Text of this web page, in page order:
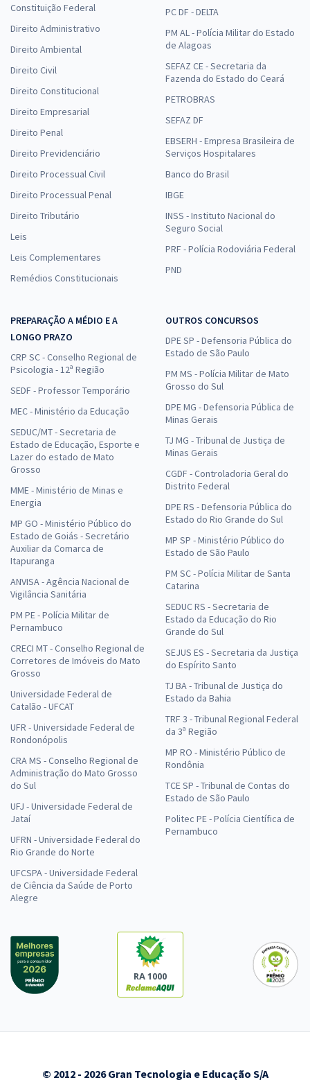
Constituição Federal
Direito Administrativo
Direito Ambiental
Direito Civil
Direito Constitucional
Direito Empresarial
Direito Penal
Direito Previdenciário
Direito Processual Civil
Direito Processual Penal
Direito Tributário
Leis
Leis Complementares
Remédios Constitucionais
PC DF - DELTA
PM AL - Polícia Militar do Estado
de Alagoas
SEFAZ CE - Secretaria da
Fazenda do Estado do Ceará
PETROBRAS
SEFAZ DF
EBSERH - Empresa Brasileira de
Serviços Hospitalares
Banco do Brasil
IBGE
INSS - Instituto Nacional do
Seguro Social
PRF - Polícia Rodoviária Federal
PND
PREPARAÇÃO A MÉDIO E A
LONGO PRAZO
CRP SC - Conselho Regional de
Psicologia - 12ª Região
SEDF - Professor Temporário
MEC - Ministério da Educação
SEDUC/MT - Secretaria de
Estado de Educação, Esporte e
Lazer do estado de Mato
Grosso
MME - Ministério de Minas e
Energia
MP GO - Ministério Público do
Estado de Goiás - Secretário
Auxiliar da Comarca de
Itapuranga
ANVISA - Agência Nacional de
Vigilância Sanitária
PM PE - Polícia Militar de
Pernambuco
CRECI MT - Conselho Regional de
Corretores de Imóveis do Mato
Grosso
Universidade Federal de
Catalão - UFCAT
UFR - Universidade Federal de
Rondonópolis
CRA MS - Conselho Regional de
Administração do Mato Grosso
do Sul
UFJ - Universidade Federal de
Jataí
UFRN - Universidade Federal do
Rio Grande do Norte
UFCSPA - Universidade Federal
de Ciência da Saúde de Porto
Alegre
OUTROS CONCURSOS
DPE SP - Defensoria Pública do
Estado de São Paulo
PM MS - Polícia Militar de Mato
Grosso do Sul
DPE MG - Defensoria Pública de
Minas Gerais
TJ MG - Tribunal de Justiça de
Minas Gerais
CGDF - Controladoria Geral do
Distrito Federal
DPE RS - Defensoria Pública do
Estado do Rio Grande do Sul
MP SP - Ministério Público do
Estado de São Paulo
PM SC - Polícia Militar de Santa
Catarina
SEDUC RS - Secretaria de
Estado da Educação do Rio
Grande do Sul
SEJUS ES - Secretaria da Justiça
do Espírito Santo
TJ BA - Tribunal de Justiça do
Estado da Bahia
TRF 3 - Tribunal Regional Federal
da 3ª Região
MP RO - Ministério Público de
Rondônia
TCE SP - Tribunal de Contas do
Estado de São Paulo
Politec PE - Polícia Científica de
Pernambuco
RA 1000
© 2012 - 2026 Gran Tecnologia e Educação S/A